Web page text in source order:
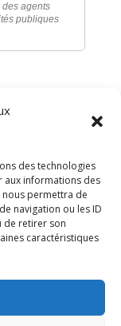
des technologies
aux informations des
nous permettra de
navigation ou les ID
de retirer son
caractéristiques
agents
publiques